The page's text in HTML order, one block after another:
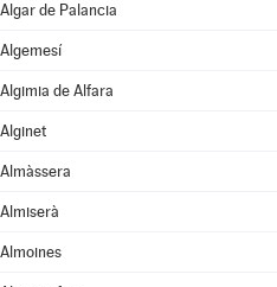
Algar de Palancia
Algemesí
Algimia de Alfara
Alginet
Almàssera
Almiserà
Almoines